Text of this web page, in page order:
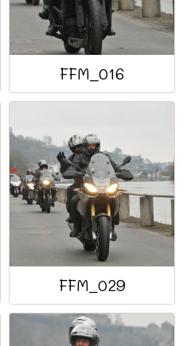
FFM_016
FFM_029